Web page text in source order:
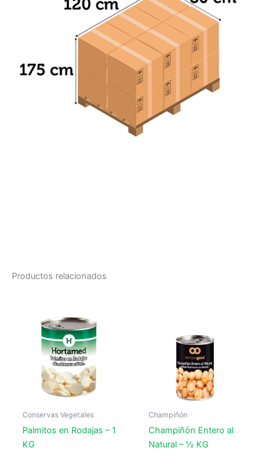
Productos relacionados
Conservas Vegetales
Palmitos en Rodajas – 1
KG
Champiñón
Champiñón Entero al
Natural – ½ KG